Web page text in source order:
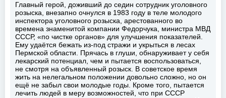
Главный герой, доживший до седин сотрудник уголовного
розыска, внезапно очнулся в 1983 году в теле молодого
инспектора уголовного розыска, арестованного во
времена знаменитой компании Федорчука, министра МВД
СССР, «по чистке органов» для улучшения показателей.
Ему удаётся бежать из-под стражи и укрыться в лесах
Пермской области. Прячась в глуши, обнаруживает у себя
лекарский потенциал, чем и пытается воспользоваться,
не смотря на объявленный розыск. В советское время
жить на нелегальном положении довольно сложно, но он
ещё не забыл свои молодые годы. Кроме того, пытается
лечить людей в меру возможностей, что при СССР